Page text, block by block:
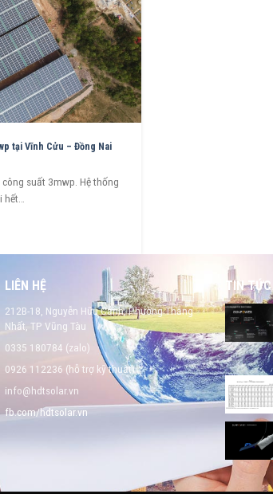
tại Vĩnh Cửu – Đồng Nai
suất 3mwp. Hệ thống
hết…
LIÊN HỆ
212B-18, Nguyễn Hữu Cảnh, Phường Thắng
Nhất, TP Vũng Tàu
0335 180784 (zalo)
0926 112236 (hỗ trợ kỹ thuật)
info@hdtsolar.vn
fb.com/hdtsolar.vn
TIN TỨC